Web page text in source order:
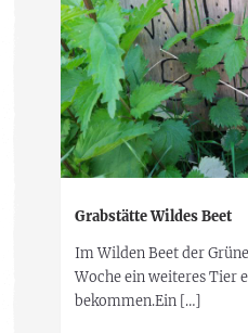
Grabstätte Wildes Beet
Im Wilden Beet der
Woche ein weiteres Tier
bekommen.Ein […]